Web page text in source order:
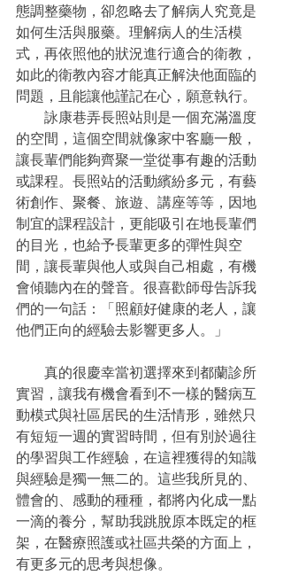
態調整藥物，卻忽略去了解病人究竟是
如何生活與服藥。理解病人的生活模
式，再依照他的狀況進行適合的衛教，
如此的衛教內容才能真正解決他面臨的
問題，且能讓他謹記在心，願意執行。
詠康巷弄長照站則是一個充滿溫度
的空間，這個空間就像家中客廳一般，
讓長輩們能夠齊聚一堂從事有趣的活動
或課程。長照站的活動繽紛多元，有藝
術創作、聚餐、旅遊、講座等等，因地
制宜的課程設計，更能吸引在地長輩們
的目光，也給予長輩更多的彈性與空
間，讓長輩與他人或與自己相處，有機
會傾聽內在的聲音。很喜歡師母告訴我
們的一句話：「照顧好健康的老人，讓
他們正向的經驗去影響更多人。」
真的很慶幸當初選擇來到都蘭診所
實習，讓我有機會看到不一樣的醫病互
動模式與社區居民的生活情形，雖然只
有短短一週的實習時間，但有別於過往
的學習與工作經驗，在這裡獲得的知識
與經驗是獨一無二的。這些我所見的、
體會的、感動的種種，都將內化成一點
一滴的養分，幫助我跳脫原本既定的框
架，在醫療照護或社區共榮的方面上，
有更多元的思考與想像。